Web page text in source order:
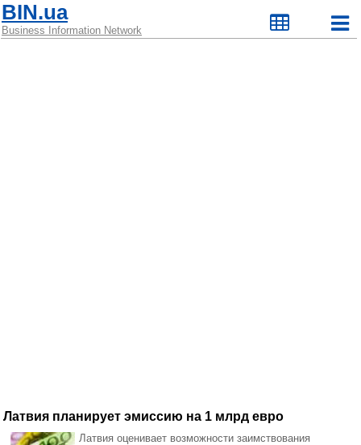
BIN.ua
Business Information Network
Латвия планирует эмиссию на 1 млрд евро
Латвия оценивает возможности заимствования